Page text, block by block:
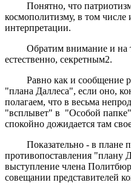
Понятно, что патриотизм
космополитизму, в том числе
интерпретации.
Обратим внимание и на
естественно, секретным2.
Равно как и сообщение
"плана Даллеса", если оно,
полагаем, что в весьма
"всплывет" в "Особой
спокойно дожидается там
Показательно - в плане
противопоставления "плану
выступление члена
совещании представителей